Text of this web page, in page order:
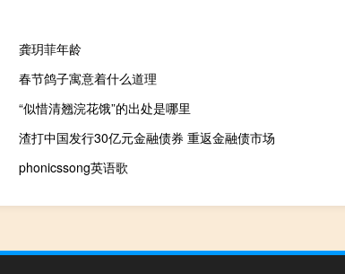
龚玥菲年龄
春节鸽子寓意着什么道理
“似惜清翘浣花饿”的出处是哪里
渣打中国发行30亿元金融债券 重返金融债市场
phonicssong英语歌